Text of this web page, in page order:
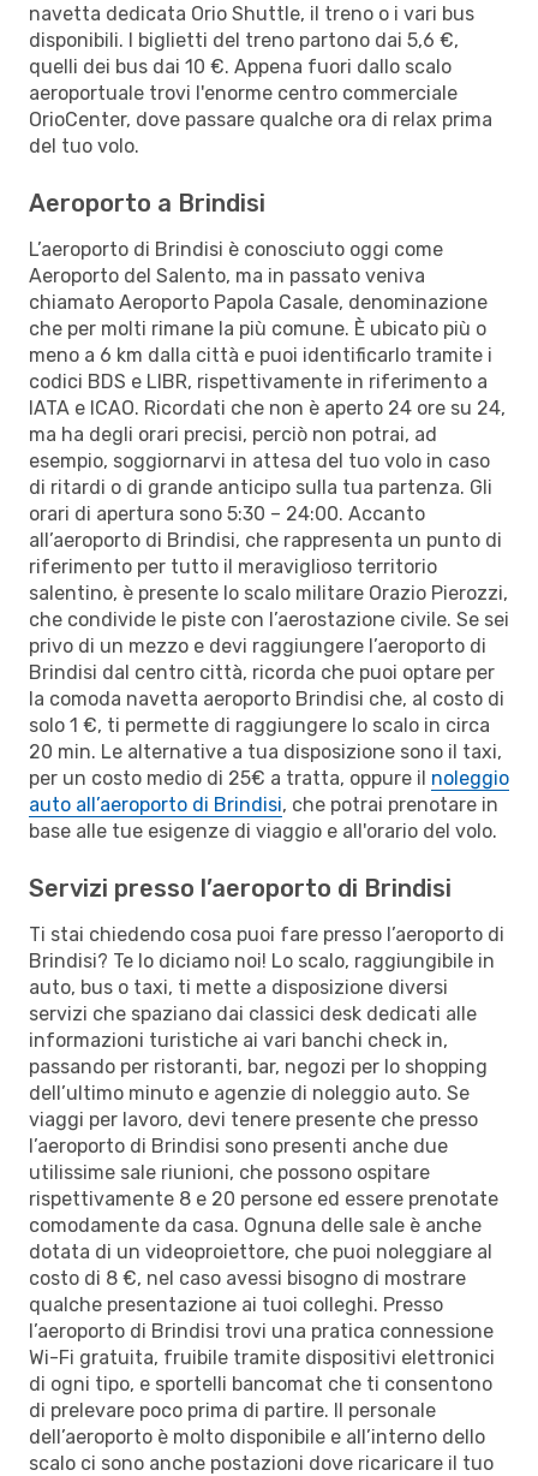
navetta dedicata Orio Shuttle, il treno o i vari bus
disponibili. I biglietti del treno partono dai 5,6 €,
quelli dei bus dai 10 €. Appena fuori dallo scalo
aeroportuale trovi l'enorme centro commerciale
OrioCenter, dove passare qualche ora di relax prima
del tuo volo.
Aeroporto a Brindisi
L’aeroporto di Brindisi è conosciuto oggi come
Aeroporto del Salento, ma in passato veniva
chiamato Aeroporto Papola Casale, denominazione
che per molti rimane la più comune. È ubicato più o
meno a 6 km dalla città e puoi identificarlo tramite i
codici BDS e LIBR, rispettivamente in riferimento a
IATA e ICAO. Ricordati che non è aperto 24 ore su 24,
ma ha degli orari precisi, perciò non potrai, ad
esempio, soggiornarvi in attesa del tuo volo in caso
di ritardi o di grande anticipo sulla tua partenza. Gli
orari di apertura sono 5:30 – 24:00. Accanto
all’aeroporto di Brindisi, che rappresenta un punto di
riferimento per tutto il meraviglioso territorio
salentino, è presente lo scalo militare Orazio Pierozzi,
che condivide le piste con l’aerostazione civile. Se sei
privo di un mezzo e devi raggiungere l’aeroporto di
Brindisi dal centro città, ricorda che puoi optare per
la comoda navetta aeroporto Brindisi che, al costo di
solo 1 €, ti permette di raggiungere lo scalo in circa
20 min. Le alternative a tua disposizione sono il taxi,
per un costo medio di 25€ a tratta, oppure il noleggio
auto all’aeroporto di Brindisi, che potrai prenotare in
base alle tue esigenze di viaggio e all'orario del volo.
Servizi presso l’aeroporto di Brindisi
Ti stai chiedendo cosa puoi fare presso l’aeroporto di
Brindisi? Te lo diciamo noi! Lo scalo, raggiungibile in
auto, bus o taxi, ti mette a disposizione diversi
servizi che spaziano dai classici desk dedicati alle
informazioni turistiche ai vari banchi check in,
passando per ristoranti, bar, negozi per lo shopping
dell’ultimo minuto e agenzie di noleggio auto. Se
viaggi per lavoro, devi tenere presente che presso
l’aeroporto di Brindisi sono presenti anche due
utilissime sale riunioni, che possono ospitare
rispettivamente 8 e 20 persone ed essere prenotate
comodamente da casa. Ognuna delle sale è anche
dotata di un videoproiettore, che puoi noleggiare al
costo di 8 €, nel caso avessi bisogno di mostrare
qualche presentazione ai tuoi colleghi. Presso
l’aeroporto di Brindisi trovi una pratica connessione
Wi-Fi gratuita, fruibile tramite dispositivi elettronici
di ogni tipo, e sportelli bancomat che ti consentono
di prelevare poco prima di partire. Il personale
dell’aeroporto è molto disponibile e all’interno dello
scalo ci sono anche postazioni dove ricaricare il tuo